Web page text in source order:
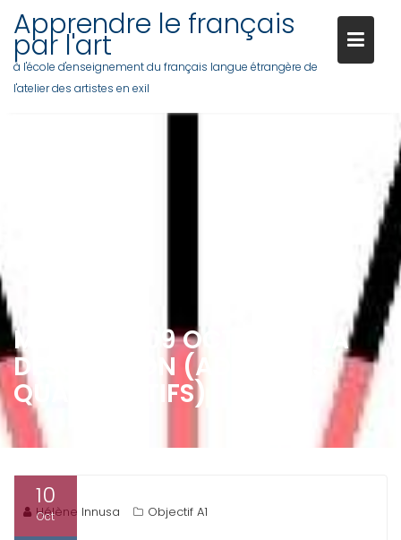
content
Apprendre le français
par l'art
à l'école d'enseignement du français langue étrangère de
l'atelier des artistes en exil
MERCREDI 09 OCTOBRE : LA
DESCRIPTION (ADJECTIFS
QUALIFICATIFS)
10
Oct
Hélène Innusa Objectif A1